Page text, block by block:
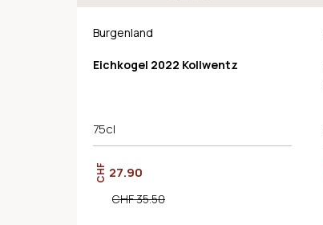
Burgenland
Eichkogel 2022 Kollwentz
75cl
CHF 27.90
CHF 35.50